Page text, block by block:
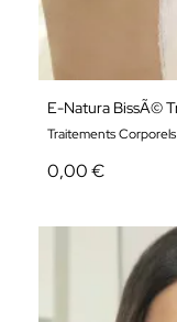
Traitements Corporels
0,00 €